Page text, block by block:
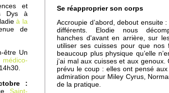
et
Dys à
à la
de
être Un
:
Saint-
Se réapproprier son corps
Accroupie d’abord, debout ensuite
différents. Elodie nous
hanches d'avant en arrière, sur
utiliser ses cuisses pour que nos
beaucoup plus physique qu’elle
j’ai mal aux cuisses et aux
prévu le coup : elles ont pensé
admiration pour Miley Cyrus,
de la pratique.